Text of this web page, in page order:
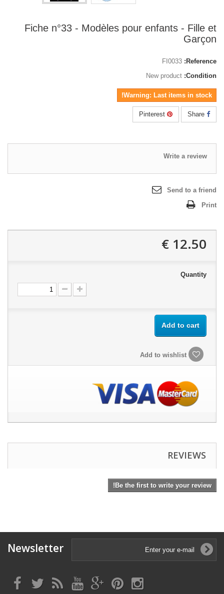
Fiche n°33 - Modèles pour enfants - Fille et
Garçon
Reference:
FI0033
Condition:
New product
Warning: Last items in stock!
Write a review
Send to a friend
Print
12.50 €
Quantity
Add to cart
REVIEWS
Be the first to write your review!
Newsletter